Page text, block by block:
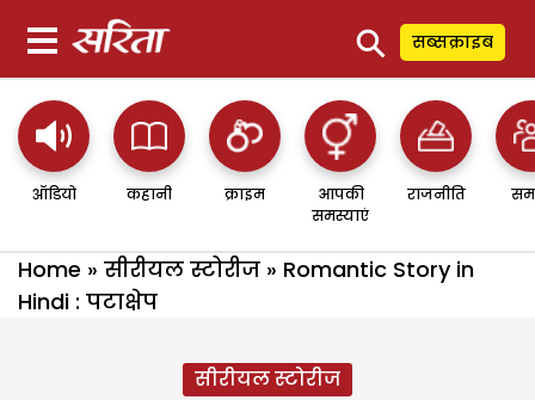
⚲ सब्सक्राइब
ऑडियो कहानी क्राइम
आपकी
समस्याएं
राजनीति
Home » सीरीयल स्टोरीज » Romantic Story in
Hindi : पटाक्षेप
सीरीयल स्टोरीज